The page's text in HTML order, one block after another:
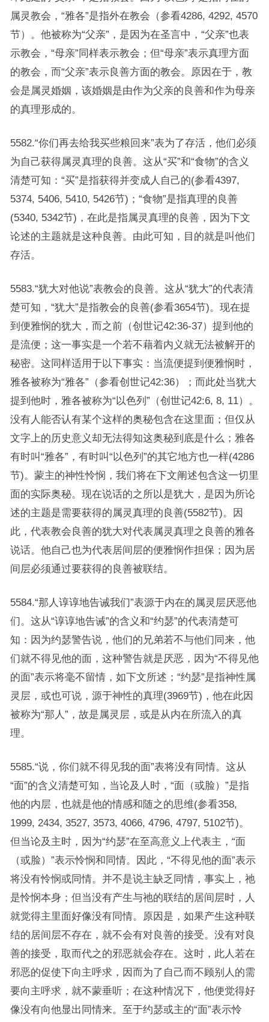
属灵教会，“雅各”是指外在教会（参看4286, 4292, 4570
节）。他被称为“父亲”，是因为在圣言中，“父亲”也表
示教会，“母亲”同样表示教会；但“母亲”表示真理方面
的教会，而“父亲”表示良善方面的教会。原因在于，教
会是属灵婚姻，该婚姻是由作为父亲的良善和作为母亲
的真理形成的。
5582.“你们再去给我买些粮回来”表为了存活，他们必须
为自己获得属灵真理的良善。这从“买”和“食物”的含义
清楚可知：“买”是指获得并变成人自己的(参看4397,
5374, 5406, 5410, 5426节)；“食物”是指真理的良善
(5340, 5342节)，在此是指属灵真理的良善，因为下文
论述的主题就是这种良善。由此可知，目的就是叫他们
存活。
5583.“犹大对他说”表教会的良善。这从“犹大”的代表清
楚可知，“犹大”是指教会的良善(参看3654节)。现在提
到便雅悯的犹大，而之前（创世记42:36-37）提到他的
是流便；这一事实是一个若不藉着内义就无法被解开的
秘密。这同样适用于以下事实：当流便提到便雅悯时，
雅各被称为“雅各”（参看创世记42:36）；而此处当犹大
提到他时，雅各被称为“以色列”（创世记42:6, 8, 11）。
没有人能否认有某个这样的奥秘包含在这里面；但仅从
文字上的历史意义却无法得知这奥秘到底是什么；雅各
有时叫“雅各”，有时叫“以色列”的其它地方也一样(4286
节)。蒙主的神性怜悯，我们将在下文阐述包含这一切里
面的实际奥秘。现在说话的之所以是犹大，是因为所论
述的主题是需要获得的属灵真理的良善(5582节)。因
此，代表教会良善的犹大对代表属灵真理之良善的雅各
说话。他自己也为代表居间层的便雅悯作担保；因为居
间层必须通过要获得的良善被联结。
5584.“那人谆谆地告诫我们”表源于内在的属灵层厌恶他
们。这从“谆谆地告诫”的含义和“约瑟”的代表清楚可
知：因为约瑟警告说，他们的兄弟若不与他们同来，他
们就不得见他的面，这种警告就是厌恶，因为“不得见他
的面”表示将毫不留情，如下文所述；“约瑟”是指神性属
灵层，或也可说，源于神性的真理(3969节)，他在此因
被称为“那人”，故是属灵层，或是从内在所流入的真
理。
5585.“说，你们就不得见我的面”表将没有同情。这从
“面”的含义清楚可知，当论及人时，“面（或脸）”是指
他的内层，也就是他的情感和随之的思维(参看358,
1999, 2434, 3527, 3573, 4066, 4796, 4797, 5102节)。
但当论及主时，因为“约瑟”在至高意义上代表主，“面
（或脸）”表示怜悯和同情。因此，“不得见他的面”表示
将没有怜悯或同情。并不是说主缺乏同情，事实上，祂
是怜悯本身；但当没有产生与祂的联结的居间层时，人
就觉得主里面好像没有同情。原因是，如果产生这种联
结的居间层不存在，就不会有对良善的接受。没有对良
善的接受，取而代之的邪恶就会存在。这时，此人若在
邪恶的促使下向主呼求，因而为了自己而不顾别人的需
要向主呼求，就不蒙垂听；在这种情况下，他便觉得好
像没有向他显出同情来。至于约瑟或主的“面”表示怜